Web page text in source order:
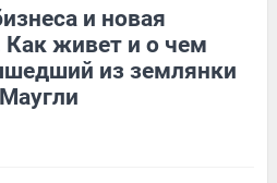
и новая
Как живет и о чем
из землянки